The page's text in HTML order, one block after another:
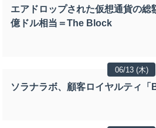
エアドロップされた仮想通貨の総
億ドル相当＝The Block
06/13 (木)
ソラナラボ、顧客ロイヤルティ